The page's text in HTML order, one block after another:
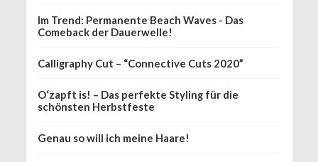
Im Trend: Permanente Beach Waves - Das
Comeback der Dauerwelle!
Calligraphy Cut – “Connective Cuts 2020”
O‘zapft is! – Das perfekte Styling für die
schönsten Herbstfeste
Genau so will ich meine Haare!